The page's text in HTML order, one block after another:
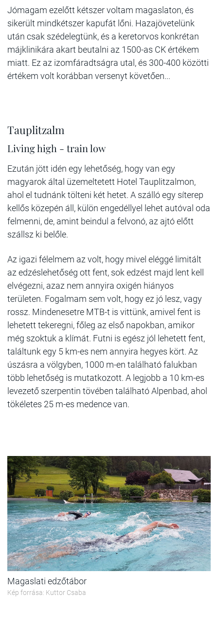
Jómagam ezelőtt kétszer voltam magaslaton, és
sikerült mindkétszer kapufát lőni. Hazajövetelünk
után csak szédelegtünk, és a keretorvos konkrétan
májklinikára akart beutalni az 1500-as CK értékem
miatt. Ez az izomfáradtságra utal, és 300-400 közötti
értékem volt korábban versenyt követően...
Tauplitzalm
Living high - train low
Ezután jött idén egy lehetőség, hogy van egy
magyarok által üzemeltetett Hotel Tauplitzalmon,
ahol el tudnánk tölteni két hetet. A szálló egy síterep
kellős közepén áll, külön engedéllyel lehet autóval oda
felmenni, de, amint beindul a felvonó, az ajtó előtt
szállsz ki belőle.
Az igazi félelmem az volt, hogy mivel eléggé limitált
az edzéslehetőség ott fent, sok edzést majd lent kell
elvégezni, azaz nem annyira oxigén hiányos
területen. Fogalmam sem volt, hogy ez jó lesz, vagy
rossz. Mindenesetre MTB-t is vittünk, amivel fent is
lehetett tekeregni, főleg az első napokban, amikor
még szoktuk a klímát. Futni is egész jól lehetett fent,
találtunk egy 5 km-es nem annyira hegyes kört. Az
úszásra a völgyben, 1000 m-en található falukban
több lehetőség is mutatkozott. A legjobb a 10 km-es
levezető szerpentin tövében található Alpenbad, ahol
tökéletes 25 m-es medence van.
Magaslati edzőtábor
Kép forrása: Kuttor Csaba